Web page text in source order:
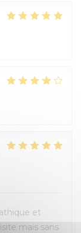
et
mais sans